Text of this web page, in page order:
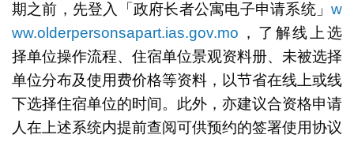
期之前，先登入「政府长者公寓电子申请系统」w
ww.olderpersonsapart.ias.gov.mo ，了解线上选
择单位操作流程、住宿单位景观资料册、未被选择
单位分布及使用费价格等资料，以节省在线上或线
下选择住宿单位的时间。此外，亦建议合资格申请
人在上述系统内提前查阅可供预约的签署使用协议